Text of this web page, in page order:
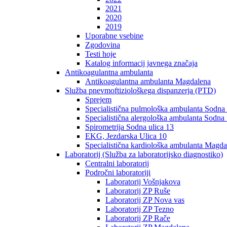
2021
2020
2019
Uporabne vsebine
Zgodovina
Testi hoje
Katalog informacij javnega značaja
Antikoagulantna ambulanta
Antikoagulantna ambulanta Magdalena
Služba pnevmoftiziološkega dispanzerja (PTD)
Sprejem
Specialistična pulmološka ambulanta
Specialistična alergološka ambulanta
Spirometrija Sodna ulica 13
EKG, Jezdarska Ulica 10
Specialistična kardiološka ambulanta
Laboratorij (Služba za laboratorijsko diagnostiko)
Centralni laboratorij
Področni laboratoriji
Laboratorij Vošnjakova
Laboratorij ZP Ruše
Laboratorij ZP Nova vas
Laboratorij ZP Tezno
Laboratorij ZP Rače